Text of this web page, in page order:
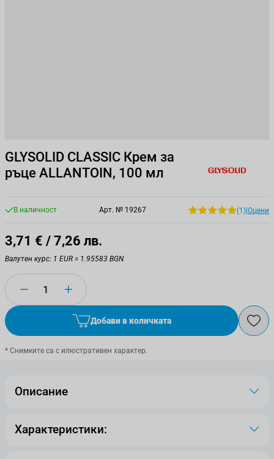
GLYSOLID CLASSIC Крем за
ръце ALLANTOIN, 100 мл
В наличност Арт. № 19267 (1)|Оцени
3,71 € / 7,26 лв.
Валутен курс: 1 EUR = 1.95583 BGN
Количество
Добави в количката
* Снимките са с илюстративен характер.
Описание
Характеристики: